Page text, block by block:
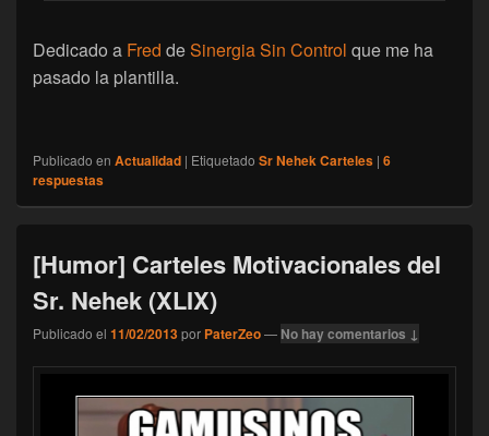
Dedicado a Fred deSinergia Sin Control que me ha
pasado la plantilla.
Publicado en Actualidad | Etiquetado Sr Nehek Carteles | 6
respuestas
[Humor] Carteles Motivacionales del
Sr. Nehek (XLIX)
Publicado el 11/02/2013por PaterZeo— No hay comentarios ↓